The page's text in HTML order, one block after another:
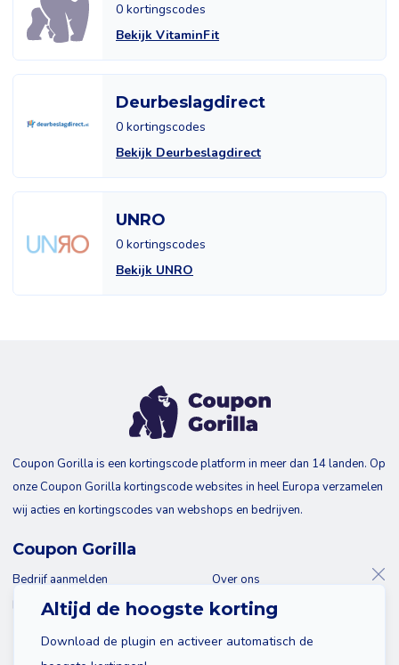
0 kortingscodes
Bekijk VitaminFit
Deurbeslagdirect
0 kortingscodes
Bekijk Deurbeslagdirect
UNRO
0 kortingscodes
Bekijk UNRO
Altijd de hoogste korting
Download de plugin en activeer automatisch de
Coupon Gorilla is een kortingscode platform in meer dan 14 landen. Op
onze Coupon Gorilla kortingscode websites in heel Europa verzamelen
wij acties en kortingscodes van webshops en bedrijven.
Coupon Gorilla
Bedrijf aanmelden
Blog
Over ons
Contact